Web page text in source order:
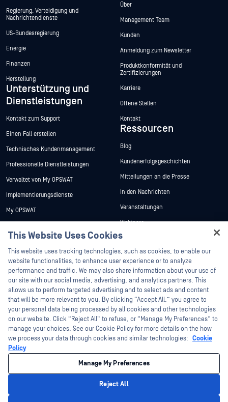
Regierung, Verteidigung und
Nachrichtendienste
US-Bundesregierung
Energie
Finanzen
Herstellung
Unterstützung und
Dienstleistungen
Kontakt zum Support
Einen Fall erstellen
Technisches Kundenmanagement
Professionelle Dienstleistungen
Verwaltet von My OPSWAT
Implementierungsdienste
My OPSWAT
Programm zur Behebung von
Sicherheitslücken
Partner
Zertifizierung
Technologie-Partner
Partner Programm
Über
Management Team
Kunden
Anmeldung zum Newsletter
Produktkonformität und
Zertifizierungen
Karriere
Offene Stellen
Kontakt
Ressourcen
Blog
Kundenerfolgsgeschichten
Mitteilungen an die Presse
In den Nachrichten
Veranstaltungen
Webinare
Datenblätter
Weiße Papiere
Kostenlose Tools
©2026 OPSWAT . Alle Rechte vorbehalten. OPSWAT, MetaDefender, Metascan,
MetaAccess, das OPSWAT , Trust no File. Trust No Device., OPSWAT , Protecting the
World's Critical Infrastructure, Deep CDR™ Technology, InQuest, das InQuest-Logo,
DFI, RetroHunt, Deep File Inspection und Join the Hunt sind Marken von OPSWAT .
Marken von Drittanbietern sind Eigentum ihrer jeweiligen Inhaber.
Cookie-Präferenzen verwalten
Entscheidungen zum Datenschutz in Kalifornien
This Website Uses Cookies
This website uses tracking technologies, such as cookies, to enable our
website functionalities, to enhance user experience or to analyze
performance and traffic. We may also share information about your use of
our site with our social media, advertising, and analytics partners. This
allows us to perform targeted advertising and to select ads and content
that will be more relevant to you. By clicking “Accept All,” you agree to
your personal data being processed by all cookies and other technologies
on our website. Click “Reject All” to refuse, or “Manage My Preferences” to
manage your choices. See our Cookie Policy for more details on the how
we process your data through cookies and similar technologies: Cookie
Policy
Manage My Preferences
Reject All
Hey there!
I'm Ozzy, your OPSWAT virtual assistant.
How can I help you secure what's critical
today?